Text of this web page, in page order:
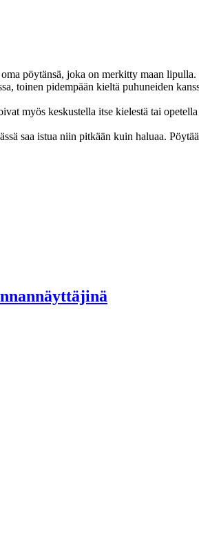
pöytänsä, joka on merkitty maan lipulla.
toinen pidempään kieltä puhuneiden
myös keskustella itse kielestä tai
saa istua niin pitkään kuin haluaa.